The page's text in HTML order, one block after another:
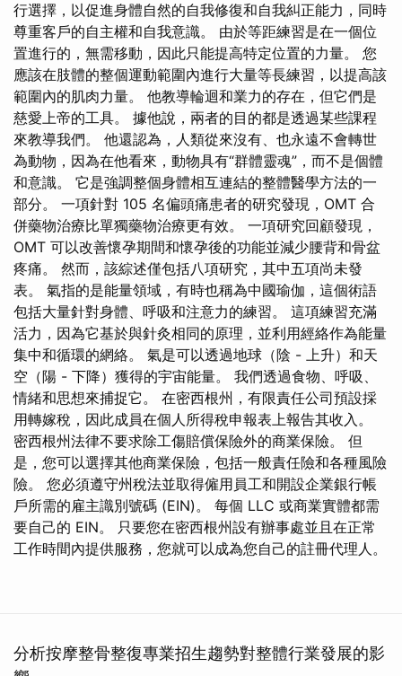
行選擇，以促進身體自然的自我修復和自我糾正能力，同時
尊重客戶的自主權和自我意識。 由於等距練習是在一個位
置進行的，無需移動，因此只能提高特定位置的力量。 您
應該在肢體的整個運動範圍內進行大量等長練習，以提高該
範圍內的肌肉力量。 他教導輪迴和業力的存在，但它們是
慈愛上帝的工具。 據他說，兩者的目的都是透過某些課程
來教導我們。 他還認為，人類從來沒有、也永遠不會轉世
為動物，因為在他看來，動物具有“群體靈魂”，而不是個體
和意識。 它是強調整個身體相互連結的整體醫學方法的一
部分。 一項針對 105 名偏頭痛患者的研究發現，OMT 合
併藥物治療比單獨藥物治療更有效。 一項研究回顧發現，
OMT 可以改善懷孕期間和懷孕後的功能並減少腰背和骨盆
疼痛。 然而，該綜述僅包括八項研究，其中五項尚未發
表。 氣指的是能量領域，有時也稱為中國瑜伽，這個術語
包括大量針對身體、呼吸和注意力的練習。 這項練習充滿
活力，因為它基於與針灸相同的原理，並利用經絡作為能量
集中和循環的網絡。 氣是可以透過地球（陰 - 上升）和天
空（陽 - 下降）獲得的宇宙能量。 我們透過食物、呼吸、
情緒和思想來捕捉它。 在密西根州，有限責任公司預設採
用轉嫁稅，因此成員在個人所得稅申報表上報告其收入。
密西根州法律不要求除工傷賠償保險外的商業保險。 但
是，您可以選擇其他商業保險，包括一般責任險和各種風險
險。 您必須遵守州稅法並取得僱用員工和開設企業銀行帳
戶所需的雇主識別號碼 (EIN)。 每個 LLC 或商業實體都需
要自己的 EIN。 只要您在密西根州設有辦事處並且在正常
工作時間內提供服務，您就可以成為您自己的註冊代理人。
分析按摩整骨整復專業招生趨勢對整體行業發展的影